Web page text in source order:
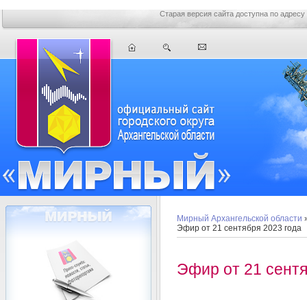
Старая версия сайта доступна по адресу
Мирный Архангельской области
Эфир от 21 сентября 2023 года
Эфир от 21